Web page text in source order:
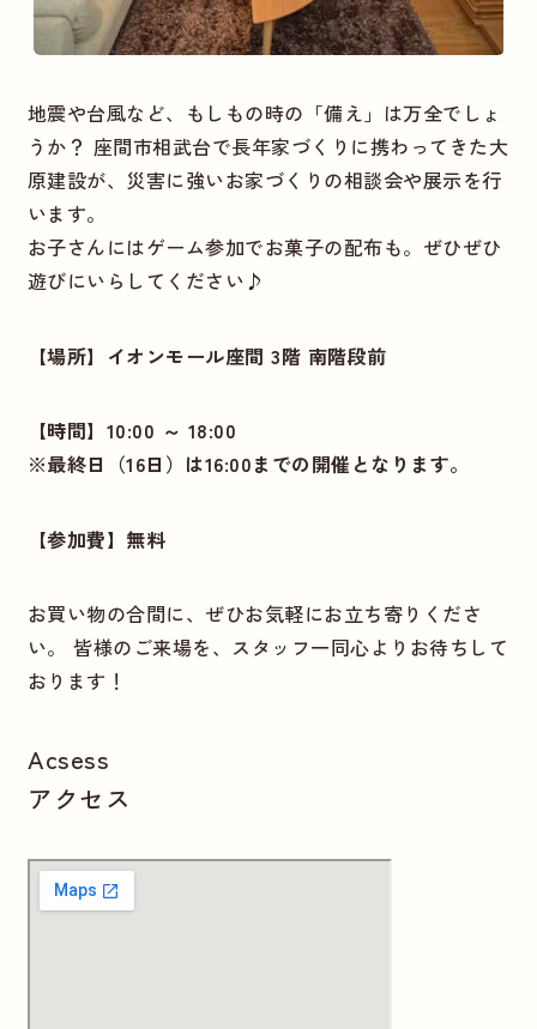
地震や台風など、もしもの時の「備え」は万全でしょ
うか？ 座間市相武台で長年家づくりに携わってきた大
原建設が、災害に強いお家づくりの相談会や展示を行
います。
お子さんにはゲーム参加でお菓子の配布も。ぜひぜひ
遊びにいらしてください♪
【場所】イオンモール座間 3階 南階段前
【時間】10:00 ～ 18:00
※最終日（16日）は16:00までの開催となります。
【参加費】無料
お買い物の合間に、ぜひお気軽にお立ち寄りくださ
い。 皆様のご来場を、スタッフ一同心よりお待ちして
おります！
Acsess
アクセス